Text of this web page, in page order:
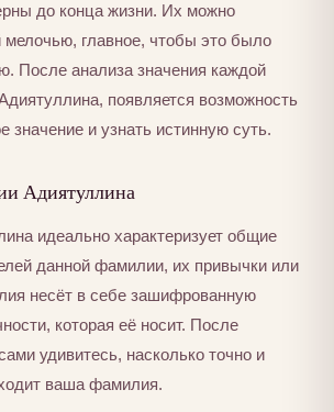
до конца жизни. Их можно
мелочью, главное, чтобы это было
После анализа значения каждой
появляется возможность
значение и узнать истинную суть.
Адиятуллина
идеально характеризует общие
данной фамилии, их привычки или
несёт в себе зашифрованную
которая её носит. После
удивитесь, насколько точно и
ваша фамилия.